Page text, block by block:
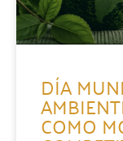
DÍA
COMO